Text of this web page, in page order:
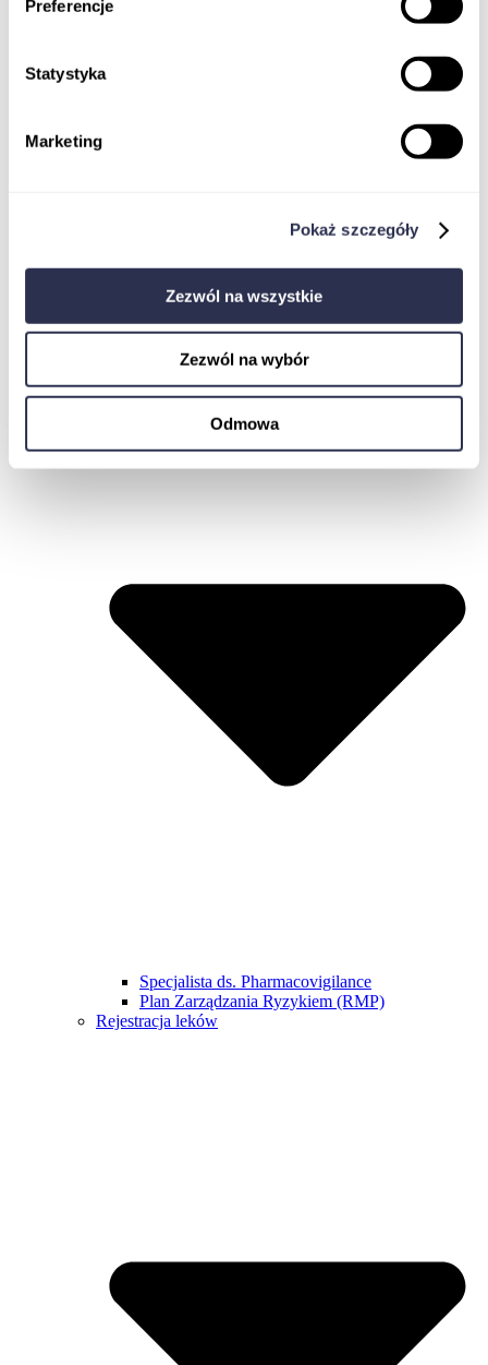
Preferencje
Statystyka
Marketing
Pokaż szczegóły
Zezwól na wszystkie
Zezwól na wybór
Odmowa
Monitor Badań Klinicznych
Jak dostać pracę w badaniach klinicznych
EBOOK
Ustawa o badaniach klinicznych
Komisja Bioetyczna w procesie rejestracji
badania klinicznego wyrobu medycznego
Specjalista ds. Pharmacovigilance
Plan Zarządzania Ryzykiem (RMP)
Rejestracja leków